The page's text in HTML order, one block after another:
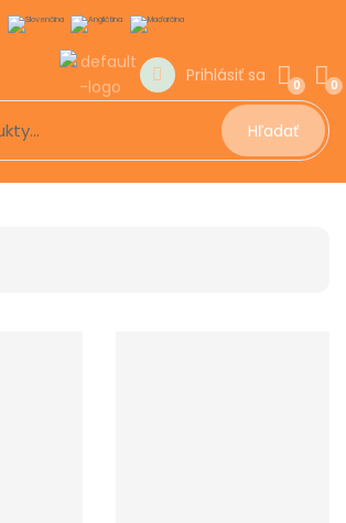
Prihlásiť sa 0 0
Hľadať